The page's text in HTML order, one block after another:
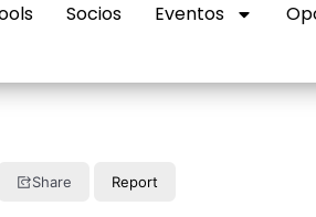
Socios Eventos
Share Report